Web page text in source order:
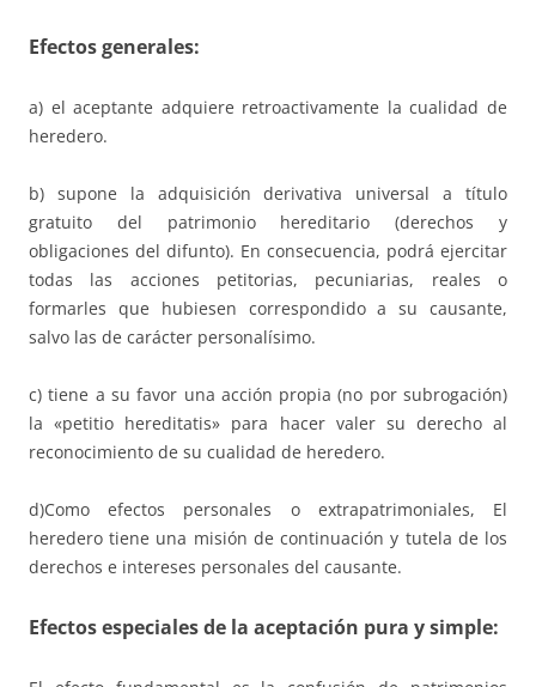
Efectos generales:
a) el aceptante adquiere retroactivamente la cualidad de
heredero.
b) supone la adquisición derivativa universal a título
gratuito del patrimonio hereditario (derechos y
obligaciones del difunto). En consecuencia, podrá ejercitar
todas las acciones petitorias, pecuniarias, reales o
formarles que hubiesen correspondido a su causante,
salvo las de carácter personalísimo.
c) tiene a su favor una acción propia (no por subrogación)
la «petitio hereditatis» para hacer valer su derecho al
reconocimiento de su cualidad de heredero.
d)Como efectos personales o extrapatrimoniales, El
heredero tiene una misión de continuación y tutela de los
derechos e intereses personales del causante.
Efectos especialesde la aceptación pura y simple: